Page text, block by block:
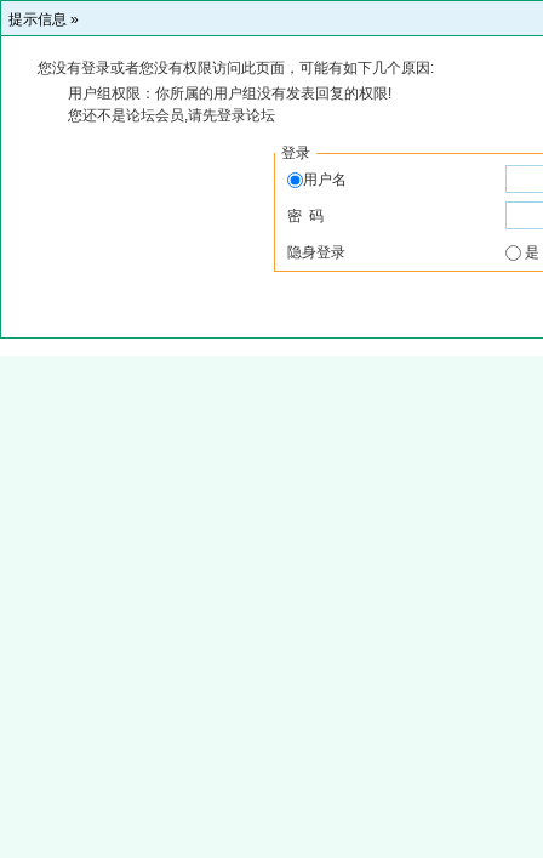
提示信息 »
您没有登录或者您没有权限访问此页面，可能有如下几个原因:
用户组权限：你所属的用户组没有发表回复的权限!
您还不是论坛会员,请先登录论坛
登录
用户名
密 码
隐身登录